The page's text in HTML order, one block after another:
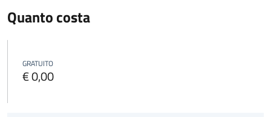
Quanto costa
GRATUITO
€ 0,00